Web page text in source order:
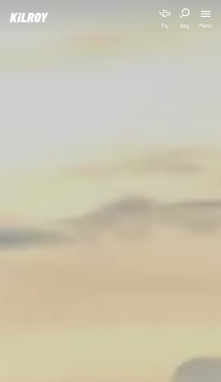
Fly Søg Menu